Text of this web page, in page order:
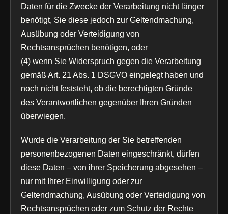
Daten für die Zwecke der Verarbeitung nicht länger
benötigt, Sie diese jedoch zur Geltendmachung,
Ausübung oder Verteidigung von
Rechtsansprüchen benötigen, oder
(4) wenn Sie Widerspruch gegen die Verarbeitung
gemäß Art. 21 Abs. 1 DSGVO eingelegt haben und
noch nicht feststeht, ob die berechtigten Gründe
des Verantwortlichen gegenüber Ihren Gründen
überwiegen.
Wurde die Verarbeitung der Sie betreffenden
personenbezogenen Daten eingeschränkt, dürfen
diese Daten – von ihrer Speicherung abgesehen –
nur mit Ihrer Einwilligung oder zur
Geltendmachung, Ausübung oder Verteidigung von
Rechtsansprüchen oder zum Schutz der Rechte